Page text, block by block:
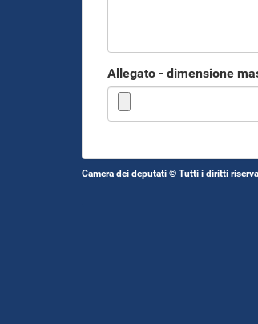
Allegato - dimensione
Camera dei deputati © Tutti i diritti